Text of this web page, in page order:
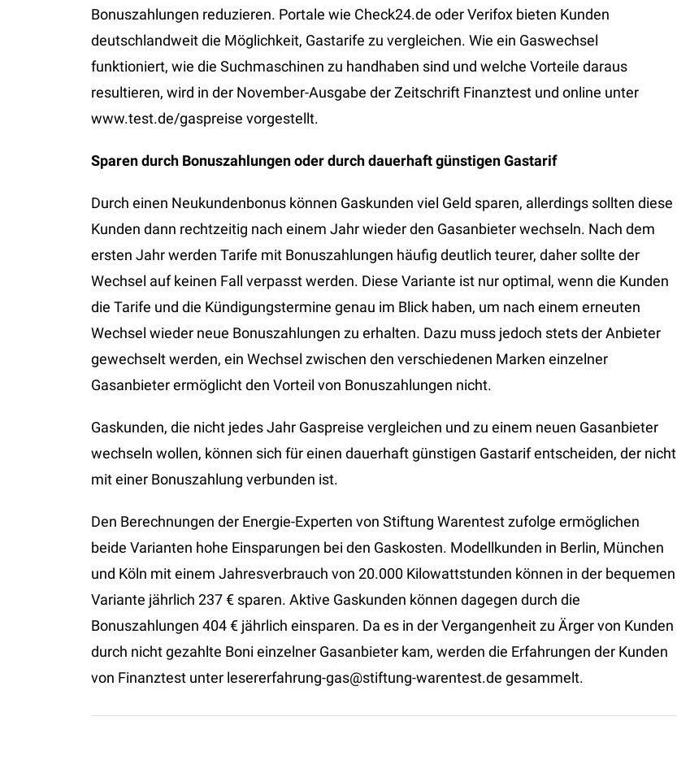
Bonuszahlungen reduzieren. Portale wie Check24.de oder Verifox bieten Kunden
deutschlandweit die Möglichkeit, Gastarife zu vergleichen. Wie ein Gaswechsel
funktioniert, wie die Suchmaschinen zu handhaben sind und welche Vorteile daraus
resultieren, wird in der November-Ausgabe der Zeitschrift Finanztest und online unter
www.test.de/gaspreise vorgestellt.
Sparen durch Bonuszahlungen oder durch dauerhaft günstigen Gastarif
Durch einen Neukundenbonus können Gaskunden viel Geld sparen, allerdings sollten diese
Kunden dann rechtzeitig nach einem Jahr wieder den Gasanbieter wechseln. Nach dem
ersten Jahr werden Tarife mit Bonuszahlungen häufig deutlich teurer, daher sollte der
Wechsel auf keinen Fall verpasst werden. Diese Variante ist nur optimal, wenn die Kunden
die Tarife und die Kündigungstermine genau im Blick haben, um nach einem erneuten
Wechsel wieder neue Bonuszahlungen zu erhalten. Dazu muss jedoch stets der Anbieter
gewechselt werden, ein Wechsel zwischen den verschiedenen Marken einzelner
Gasanbieter ermöglicht den Vorteil von Bonuszahlungen nicht.
Gaskunden, die nicht jedes Jahr Gaspreise vergleichen und zu einem neuen Gasanbieter
wechseln wollen, können sich für einen dauerhaft günstigen Gastarif entscheiden, der nicht
mit einer Bonuszahlung verbunden ist.
Den Berechnungen der Energie-Experten von Stiftung Warentest zufolge ermöglichen
beide Varianten hohe Einsparungen bei den Gaskosten. Modellkunden in Berlin, München
und Köln mit einem Jahresverbrauch von 20.000 Kilowattstunden können in der bequemen
Variante jährlich 237 € sparen. Aktive Gaskunden können dagegen durch die
Bonuszahlungen 404 € jährlich einsparen. Da es in der Vergangenheit zu Ärger von Kunden
durch nicht gezahlte Boni einzelner Gasanbieter kam, werden die Erfahrungen der Kunden
von Finanztest unter lesererfahrung-gas@stiftung-warentest.de gesammelt.